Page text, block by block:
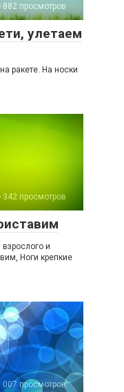
882 просмотров
улетаем
ракете. На носки
342 просмотров
и
Ноги крепкие
просмотров